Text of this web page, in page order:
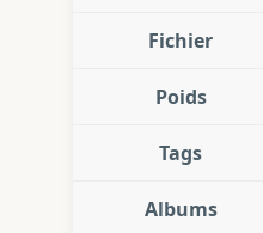
Fichier
Poids
Tags
Albums